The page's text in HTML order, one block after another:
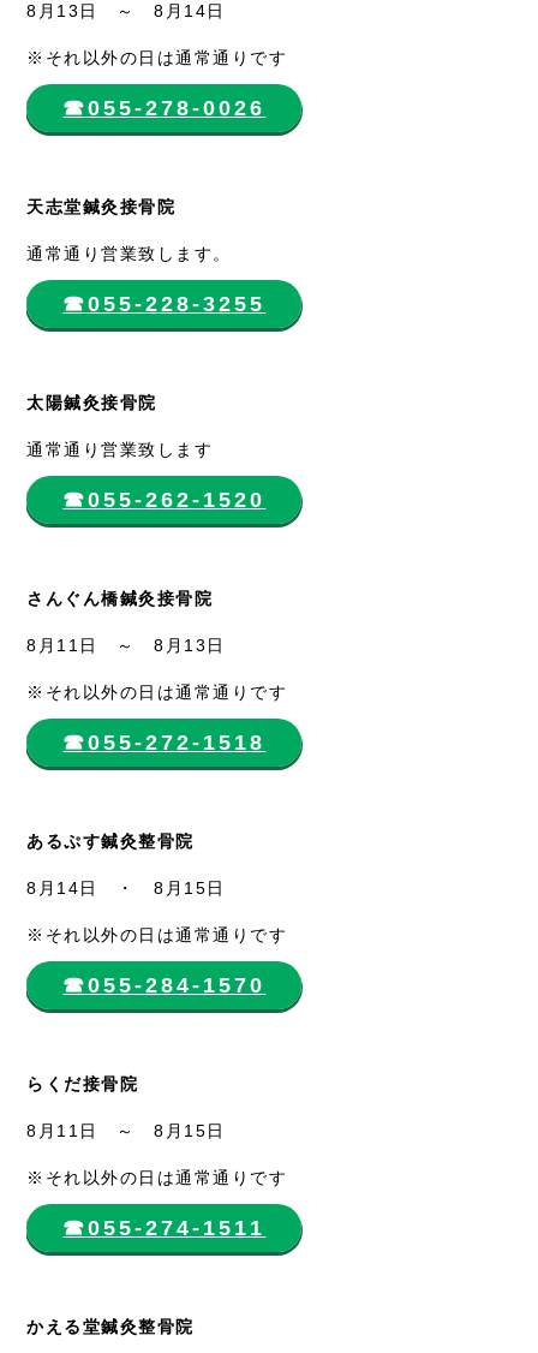
8月13日 ～ 8月14日
※それ以外の日は通常通りです
☎︎055-278-0026
天志堂鍼灸接骨院
通常通り営業致します。
☎︎055-228-3255
太陽鍼灸接骨院
通常通り営業致します
☎︎055-262-1520
さんぐん橋鍼灸接骨院
8月11日 ～ 8月13日
※それ以外の日は通常通りです
☎︎055-272-1518
あるぷす鍼灸整骨院
8月14日 ・ 8月15日
※それ以外の日は通常通りです
☎︎055-284-1570
らくだ接骨院
8月11日 ～ 8月15日
※それ以外の日は通常通りです
☎︎055-274-1511
かえる堂鍼灸整骨院